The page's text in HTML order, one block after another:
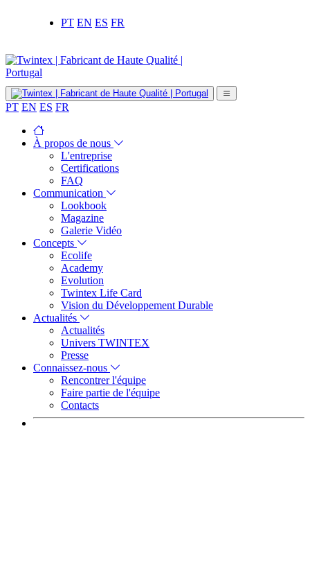
PT EN ES FR
PT EN ES FR
À propos de nous
L'entreprise
Certifications
FAQ
Communication
Lookbook
Magazine
Galerie Vidéo
Concepts
Ecolife
Academy
Evolution
Twintex Life Card
Vision du Développement Durable
Actualités
Actualités
Univers TWINTEX
Presse
Connaissez-nous
Rencontrer l'équipe
Faire partie de l'équipe
Contacts